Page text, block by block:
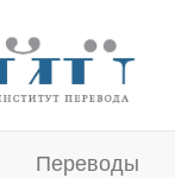
Переводы